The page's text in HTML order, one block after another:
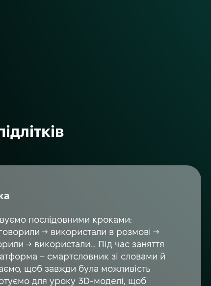
послідовними кроками:
→ використали в розмові →
→ використали… Під час заняття
– смартсловник зі словами й
щоб завжди була можливість
для уроку 3D-моделі, щоб